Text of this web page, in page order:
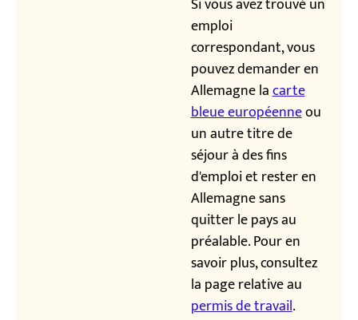
Si vous avez trouvé un
emploi
correspondant, vous
pouvez demander en
Allemagne lacarte
bleue européenneou
un autre titre de
séjour à des fins
d'emploi et rester en
Allemagne sans
quitter le pays au
préalable. Pour en
savoir plus, consultez
la page relative au
permis de travail.